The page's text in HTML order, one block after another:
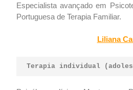
Especialista avançado em
Portuguesa de Terapia Familiar.
Liliana
Terapia individual